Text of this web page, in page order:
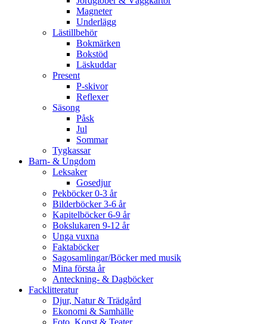
Magneter
Underlägg
Lästillbehör
Bokmärken
Bokstöd
Läskuddar
Present
P-skivor
Reflexer
Säsong
Påsk
Jul
Sommar
Tygkassar
Barn- & Ungdom
Leksaker
Gosedjur
Pekböcker 0-3 år
Bilderböcker 3-6 år
Kapitelböcker 6-9 år
Bokslukaren 9-12 år
Unga vuxna
Faktaböcker
Sagosamlingar/Böcker med musik
Mina första år
Anteckning- & Dagböcker
Facklitteratur
Djur, Natur & Trädgård
Ekonomi & Samhälle
Foto, Konst & Teater